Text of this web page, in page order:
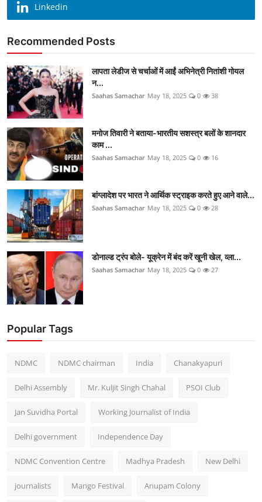
Linkedin
Recommended Posts
लापता लेडीज से चर्चाओं में आईं अभिनेत्री नितांशी गोयल
न...
Saahas Samachar May 18, 2025 0 38
मनोज तिवारी ने बताया-भारतीय सशस्त्र बलों के शानदार
काम ...
Saahas Samachar May 18, 2025 0 16
बांग्लादेश पर भारत ने आर्थिक स्ट्राइक करते हुए आने वाले...
Saahas Samachar May 18, 2025 0 28
डोनाल्ड ट्रंप बोले- यूक्रेन में बंद करें खूनी खेल, व्ला...
Saahas Samachar May 18, 2025 0 27
Popular Tags
NDMC NDMC chairman India Chanakyapuri
Delhi Assembly Mr. Kuljit Singh Chahal PSOI Club
Jan Suvidha Portal Working Journalist of India
Delhi government Independence Day
NDMC Convention Centre Madhya Pradesh New Delhi
journalists Mango Festival Anupam Colony